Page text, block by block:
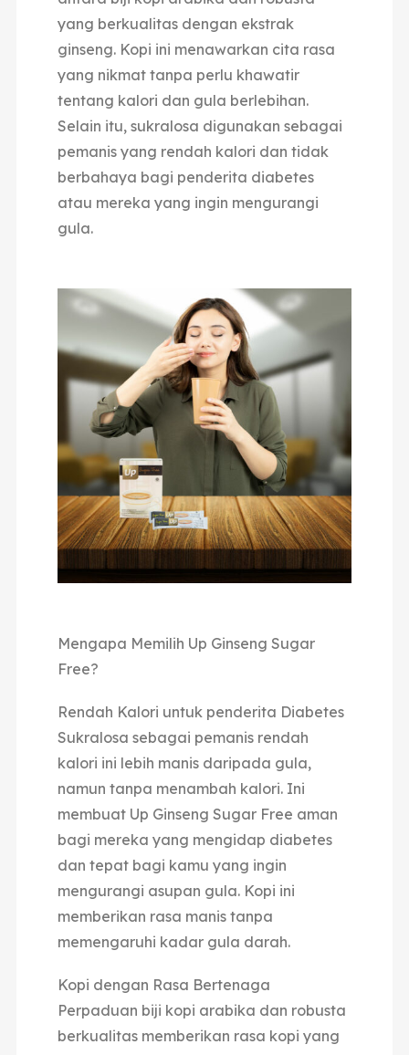
yang berkualitas dengan ekstrak
ginseng. Kopi ini menawarkan cita rasa
yang nikmat tanpa perlu khawatir
tentang kalori dan gula berlebihan.
Selain itu, sukralosa digunakan sebagai
pemanis yang rendah kalori dan tidak
berbahaya bagi penderita diabetes
atau mereka yang ingin mengurangi
gula.
Mengapa Memilih Up Ginseng Sugar
Free?
Rendah Kalori untuk penderita Diabetes
Sukralosa sebagai pemanis rendah
kalori ini lebih manis daripada gula,
namun tanpa menambah kalori. Ini
membuat Up Ginseng Sugar Free aman
bagi mereka yang mengidap diabetes
dan tepat bagi kamu yang ingin
mengurangi asupan gula. Kopi ini
memberikan rasa manis tanpa
memengaruhi kadar gula darah.
Kopi dengan Rasa Bertenaga
Perpaduan biji kopi arabika dan robusta
berkualitas memberikan rasa kopi yang